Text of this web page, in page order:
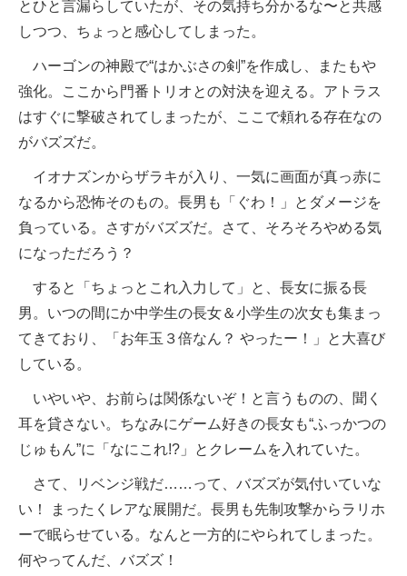
とひと言漏らしていたが、その気持ち分かるな〜と共感
しつつ、ちょっと感心してしまった。
ハーゴンの神殿で“はかぶさの剣”を作成し、またもや
強化。ここから門番トリオとの対決を迎える。アトラス
はすぐに撃破されてしまったが、ここで頼れる存在なの
がバズズだ。
イオナズンからザラキが入り、一気に画面が真っ赤に
なるから恐怖そのもの。長男も「ぐわ！」とダメージを
負っている。さすがバズズだ。さて、そろそろやめる気
になっただろう？
すると「ちょっとこれ入力して」と、長女に振る長
男。いつの間にか中学生の長女＆小学生の次女も集まっ
てきており、「お年玉３倍なん？ やったー！」と大喜び
している。
いやいや、お前らは関係ないぞ！と言うものの、聞く
耳を貸さない。ちなみにゲーム好きの長女も“ふっかつの
じゅもん”に「なにこれ!?」とクレームを入れていた。
さて、リベンジ戦だ……って、バズズが気付いていな
い！ まったくレアな展開だ。長男も先制攻撃からラリホ
ーで眠らせている。なんと一方的にやられてしまった。
何やってんだ、バズズ！